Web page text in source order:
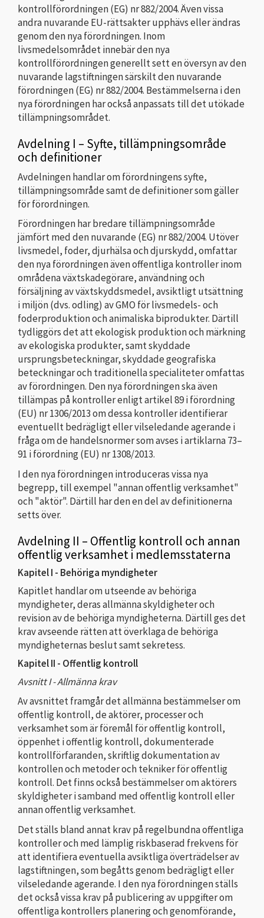
kontrollförordningen (EG) nr 882/2004. Även vissa
andra nuvarande EU-rättsakter upphävs eller ändras
genom den nya förordningen. Inom
livsmedelsområdet innebär den nya
kontrollförordningen generellt sett en översyn av den
nuvarande lagstiftningen särskilt den nuvarande
förordningen (EG) nr 882/2004. Bestämmelserna i den
nya förordningen har också anpassats till det utökade
tillämpningsområdet.
Avdelning I – Syfte, tillämpningsområde
och definitioner
Avdelningen handlar om förordningens syfte,
tillämpningsområde samt de definitioner som gäller
för förordningen.
Förordningen har bredare tillämpningsområde
jämfört med den nuvarande (EG) nr 882/2004. Utöver
livsmedel, foder, djurhälsa och djurskydd, omfattar
den nya förordningen även offentliga kontroller inom
områdena växtskadegörare, användning och
försäljning av växtskyddsmedel, avsiktligt utsättning
i miljön (dvs. odling) av GMO för livsmedels- och
foderproduktion och animaliska biprodukter. Därtill
tydliggörs det att ekologisk produktion och märkning
av ekologiska produkter, samt skyddade
ursprungsbeteckningar, skyddade geografiska
beteckningar och traditionella specialiteter omfattas
av förordningen. Den nya förordningen ska även
tillämpas på kontroller enligt artikel 89 i förordning
(EU) nr 1306/2013 om dessa kontroller identifierar
eventuellt bedrägligt eller vilseledande agerande i
fråga om de handelsnormer som avses i artiklarna 73–
91 i förordning (EU) nr 1308/2013.
I den nya förordningen introduceras vissa nya
begrepp, till exempel "annan offentlig verksamhet"
och "aktör". Därtill har den en del av definitionerna
setts över.
Avdelning II – Offentlig kontroll och annan
offentlig verksamhet i medlemsstaterna
Kapitel I - Behöriga myndigheter
Kapitlet handlar om utseende av behöriga
myndigheter, deras allmänna skyldigheter och
revision av de behöriga myndigheterna. Därtill ges det
krav avseende rätten att överklaga de behöriga
myndigheternas beslut samt sekretess.
Kapitel II - Offentlig kontroll
Avsnitt I - Allmänna krav
Av avsnittet framgår det allmänna bestämmelser om
offentlig kontroll, de aktörer, processer och
verksamhet som är föremål för offentlig kontroll,
öppenhet i offentlig kontroll, dokumenterade
kontrollförfaranden, skriftlig dokumentation av
kontrollen och metoder och tekniker för offentlig
kontroll. Det finns också bestämmelser om aktörers
skyldigheter i samband med offentlig kontroll eller
annan offentlig verksamhet.
Det ställs bland annat krav på regelbundna offentliga
kontroller och med lämplig riskbaserad frekvens för
att identifiera eventuella avsiktliga överträdelser av
lagstiftningen, som begåtts genom bedrägligt eller
vilseledande agerande. I den nya förordningen ställs
det också vissa krav på publicering av uppgifter om
offentliga kontrollers planering och genomförande,